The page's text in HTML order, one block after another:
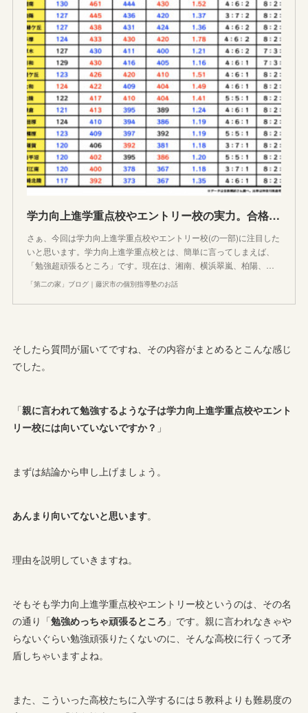
学力向上進学重点校やエントリー校の実力。合格者平均点や合格者平均内申や倍率で比較してみた
さぁ、今回は学力向上進学重点校やエントリー校(の一部)に注目した
いと思います。学力向上進学重点校とは、簡単に言ってしまえば、
「勉強超頑張るところ」です。現在は、湘南、横浜翠嵐、柏陽、…
「第二の家」ブログ｜藤沢市の個別指導塾のお話
そしたら質問が届いてですね、その内容がまとめるとこんな感じ
でした。
「親に言われて勉強するような子は学力向上進学重点校やエント
リー校には向いていないですか？ 」
まずは結論から申し上げましょう。
あんまり向いてないと思います。
理由を説明していきますね。
そもそも学力向上進学重点校やエントリー校というのは、その名
の通り「勉強めっちゃ頑張るところ 」です。親に言われなきゃや
らないぐらい勉強頑張りたくないのに、そんな高校に行くって矛
盾しちゃいますよね。
また、こういった高校たちに入学するには５教科よりも難易度の